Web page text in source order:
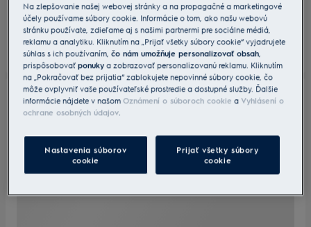
Na zlepšovanie našej webovej stránky a na propagačné a marketingové
účely používame súbory cookie. Informácie o tom, ako našu webovú
stránku používate, zdieľame aj s našimi partnermi pre sociálne médiá,
reklamu a analytiku. Kliknutím na „Prijať všetky súbory cookie“ vyjadrujete
súhlas s ich používaním,čo nám umožňuje personalizovať obsah,
prispôsobovaťponuky a zobrazovať personalizovanú reklamu. Kliknutím
na „Pokračovať bez prijatia“ zablokujete nepovinné súbory cookie, čo
môže ovplyvniť vaše používateľské prostredie a dostupné služby. Ďalšie
informácie nájdete v našomOznámení o súboroch cookie a Vyhlásení o
ochrane osobných údajov.
Nastavenia súborov
cookie
Prijať všetky súbory
cookie